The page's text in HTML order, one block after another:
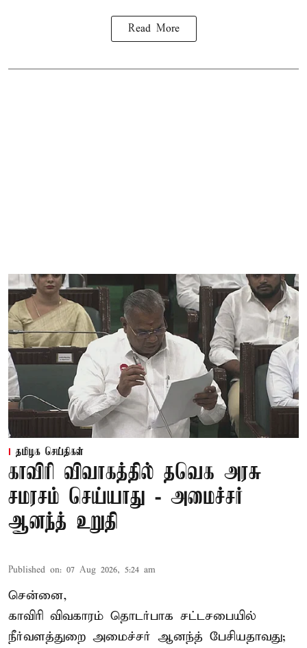
Read More
தமிழக செய்திகள்
காவிரி விவாகத்தில் தவெக அரசு
சமரசம் செய்யாது - அமைச்சர்
ஆனந்த் உறுதி
Published on: 07 Aug 2026, 5:24 am
சென்னை,
காவிரி விவகாரம் தொடர்பாக சட்டசபையில்
நீர்வளத்துறை அமைச்சர் ஆனந்த் பேசியதாவது;